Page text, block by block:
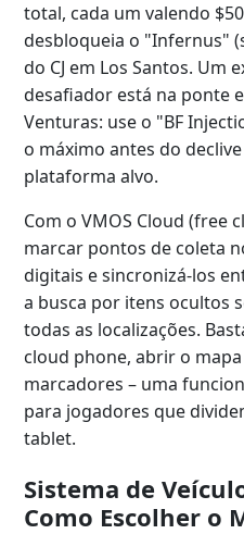
total, cada um valendo
desbloqueia o "Infernus"
do CJ em Los Santos. Um
desafiador está na ponte
Venturas: use o "BF
o máximo antes do
plataforma alvo.
Com o VMOS Cloud (free
marcar pontos de coleta
digitais e sincronizá-los
a busca por itens ocultos
todas as localizações.
cloud phone, abrir o
marcadores – uma
para jogadores que
tablet.
Sistema de
Como Escolher o